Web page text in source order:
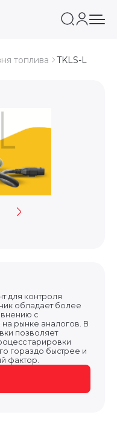
топлива TKLS-L
для контроля
обладает более
с
рынке аналогов. В
позволяет
тарировки
гораздо быстрее и
фактор.